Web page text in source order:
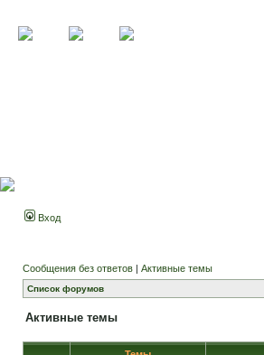
Вход
Сообщения без ответов | Активные темы
Список форумов
Активные темы